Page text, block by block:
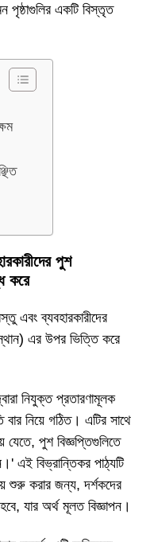
পৃষ্ঠাগুলির একটি বিস্তৃত
পুশ
করে
এবং ব্যবহারকারীদের
এর উপর ভিত্তি করে
নিযুক্ত প্রতারণামূলক
নিয়ে গঠিত। এটির সাথে
যেতে, পুশ বিজ্ঞপ্তিগুলিতে
এই বিভ্রান্তিকর পাঠ্যটি
শুরু করার জন্য, দর্শকদের
যার অর্থ মূলত বিজ্ঞাপন।